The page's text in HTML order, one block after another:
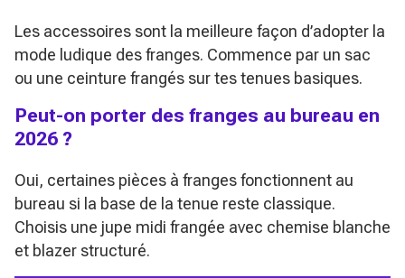
Les accessoires sont la meilleure façon d’adopter la
mode ludique des franges. Commence par un sac
ou une ceinture frangés sur tes tenues basiques.
Peut-on porter des franges au bureau en
2026 ?
Oui, certaines pièces à franges fonctionnent au
bureau si la base de la tenue reste classique.
Choisis une jupe midi frangée avec chemise blanche
et blazer structuré.